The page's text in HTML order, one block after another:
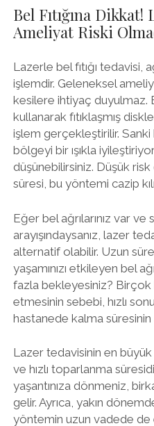
Bel Fıtığına
Ameliyat Riski
Lazerle bel fıtığı tedavisi,
işlemdir. Geleneksel
kesilere ihtiyaç duyulmaz.
kullanarak fıtıklaşmış
işlem gerçekleştirilir.
bölgeyi bir ışıkla
düşünebilirsiniz. Düşük risk
süresi, bu yöntemi cazip
Eğer bel ağrılarınız var
arayışındaysanız, lazer
alternatif olabilir. Uzun
yaşamınızı etkileyen bel
fazla bekleyesiniz? Birçok
etmesinin sebebi, hızlı
hastanede kalma süresinin
Lazer tedavisinin en
ve hızlı toparlanma
yaşantınıza dönmeniz,
gelir. Ayrıca, yakın
yöntemin uzun vadede